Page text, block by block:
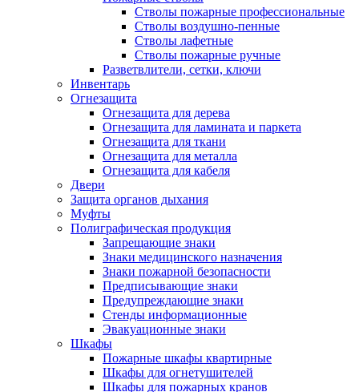
Стволы пожарные профессиональные
Стволы воздушно-пенные
Стволы лафетные
Стволы пожарные ручные
Разветвлители, сетки, ключи
Инвентарь
Огнезащита
Огнезащита для дерева
Огнезащита для ламината и паркета
Огнезащита для ткани
Огнезащита для металла
Огнезащита для кабеля
Двери
Защита органов дыхания
Муфты
Полиграфическая продукция
Запрещающие знаки
Знаки медицинского назначения
Знаки пожарной безопасности
Предписывающие знаки
Предупреждающие знаки
Стенды информационные
Эвакуационные знаки
Шкафы
Пожарные шкафы квартирные
Шкафы для огнетушителей
Шкафы для пожарных кранов